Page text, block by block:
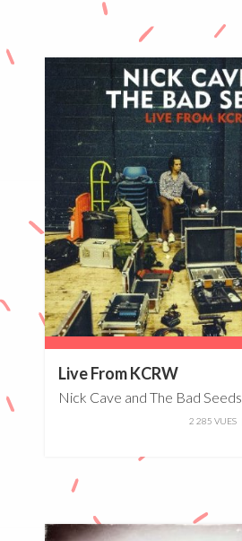
Live From KCRW
Nick Cave and The Bad Seeds
2 285 VUES